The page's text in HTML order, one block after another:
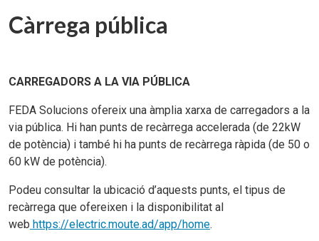
Càrrega pública
CARREGADORS A LA VIA PÚBLICA
FEDA Solucions ofereix una àmplia xarxa de carregadors a la
via pública. Hi han punts de recàrrega accelerada (de 22kW
de potència) i també hi ha punts de recàrrega ràpida (de 50 o
60 kW de potència).
Podeu consultar la ubicació d’aquests punts, el tipus de
recàrrega que ofereixen i la disponibilitat al
web https://electric.moute.ad/app/home.